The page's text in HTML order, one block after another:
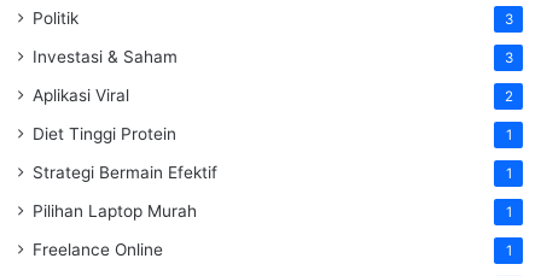
Politik 3
Investasi & Saham 3
Aplikasi Viral 2
Diet Tinggi Protein 1
Strategi Bermain Efektif 1
Pilihan Laptop Murah 1
Freelance Online 1